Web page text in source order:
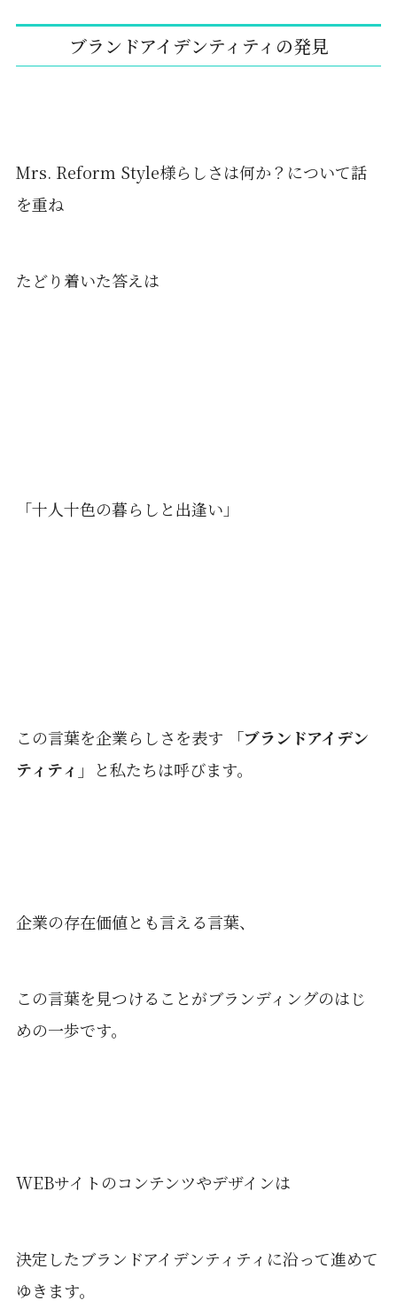
ブランドアイデンティティの発見
Mrs. Reform Style様らしさは何か？について話
を重ね
たどり着いた答えは
「十人十色の暮らしと出逢い」
この言葉を企業らしさを表す
「ブランドアイデン
ティティ」
と私たちは呼びます。
企業の存在価値とも言える言葉、
この言葉を見つけることがブランディングのはじ
めの一歩です。
WEBサイトのコンテンツやデザインは
決定したブランドアイデンティティに沿って進めて
ゆきます。